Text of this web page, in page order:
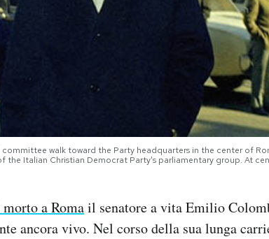
walk toward the Party headquarters in the center of
Italian Christian Democrat Party's parliamentary group. At
morto a Romail senatore a vita Emilio
ancora vivo. Nel corso della sua lunga